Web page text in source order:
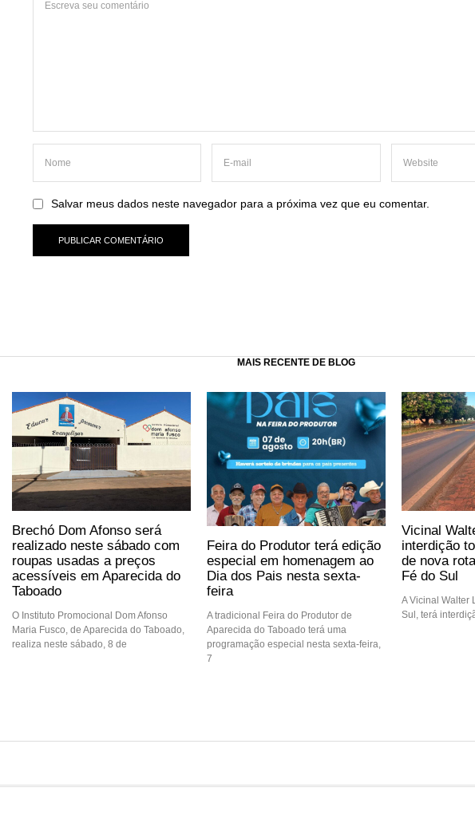
Salvar meus dados neste navegador para a próxima vez que eu comentar.
MAIS RECENTE DE BLOG
Brechó Dom Afonso será
realizado neste sábado com
roupas usadas a preços
acessíveis em Aparecida do
Taboado
O Instituto Promocional Dom Afonso
Maria Fusco, de Aparecida do Taboado,
realiza neste sábado, 8 de
Feira do Produtor terá edição
especial em homenagem ao
Dia dos Pais nesta sexta-
feira
A tradicional Feira do Produtor de
Aparecida do Taboado terá uma
programação especial nesta sexta-feira,
7
Vicinal
interdição
de nova
Fé do Sul
A Vicinal Walter
Sul, terá